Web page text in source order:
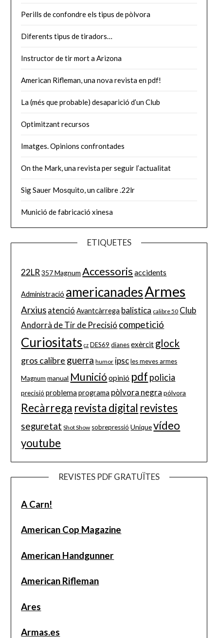
Perills de confondre els tipus de pòlvora
Diferents tipus de tiradors…
Instructor de tir mort a Arizona
American Rifleman, una nova revista en pdf!
La (més que probable) desaparició d’un Club
Optimitzant recursos
Imatges. Opinions confrontades
On the Mark, una revista per seguir l’actualitat
Sig Sauer Mosquito, un calibre .22lr
Munició de fabricació xinesa
ETIQUETES
22LR 357 Magnum Accessoris accidents
Administració americanadesArmes
Arxius atenció Avantcàrrega balistica calibre 50 Club
Andorrà de Tir de Precisió competició
Curiositats cz DES69 dianes exèrcit glock
gros calibre guerra humor ipsc les meves armes
Magnum manual Munició opinió pdf policia
precisió problema programa pòlvora negra pólvora
Recàrrega revista digital revistes
seguretat Shot Show sobrepressió Unique vídeo
youtube
REVISTES PDF GRATUÏTES
A Carn!
American Cop Magazine
American Handgunner
American Rifleman
Ares
Armas.es